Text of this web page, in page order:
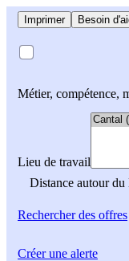
Imprimer Besoin
Métier, compétence,
Lieu de travail
Distance autour du
Rechercherdes offres
Créer une alerte